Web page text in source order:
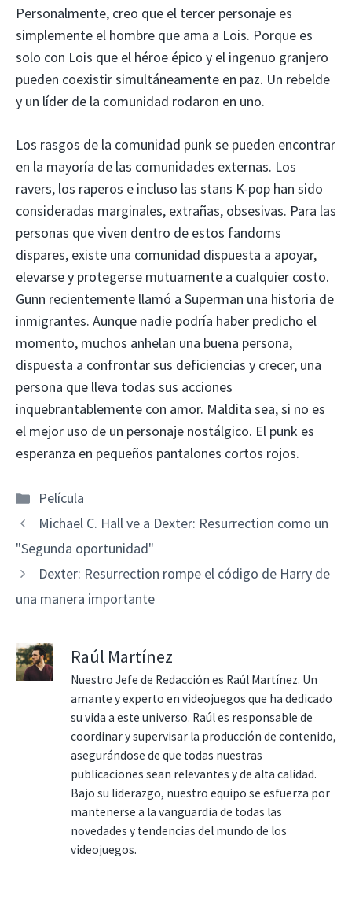
Personalmente, creo que el tercer personaje es
simplemente el hombre que ama a Lois. Porque es
solo con Lois que el héroe épico y el ingenuo granjero
pueden coexistir simultáneamente en paz. Un rebelde
y un líder de la comunidad rodaron en uno.
Los rasgos de la comunidad punk se pueden encontrar
en la mayoría de las comunidades externas. Los
ravers, los raperos e incluso las stans K-pop han sido
consideradas marginales, extrañas, obsesivas. Para las
personas que viven dentro de estos fandoms
dispares, existe una comunidad dispuesta a apoyar,
elevarse y protegerse mutuamente a cualquier costo.
Gunn recientemente llamó a Superman una historia de
inmigrantes. Aunque nadie podría haber predicho el
momento, muchos anhelan una buena persona,
dispuesta a confrontar sus deficiencias y crecer, una
persona que lleva todas sus acciones
inquebrantablemente con amor. Maldita sea, si no es
el mejor uso de un personaje nostálgico. El punk es
esperanza en pequeños pantalones cortos rojos.
Categorías
Película
Michael C. Hall ve a Dexter: Resurrection como un
"Segunda oportunidad"
Dexter: Resurrection rompe el código de Harry de
una manera importante
Raúl Martínez
Nuestro Jefe de Redacción es Raúl Martínez. Un
amante y experto en videojuegos que ha dedicado
su vida a este universo. Raúl es responsable de
coordinar y supervisar la producción de contenido,
asegurándose de que todas nuestras
publicaciones sean relevantes y de alta calidad.
Bajo su liderazgo, nuestro equipo se esfuerza por
mantenerse a la vanguardia de todas las
novedades y tendencias del mundo de los
videojuegos.